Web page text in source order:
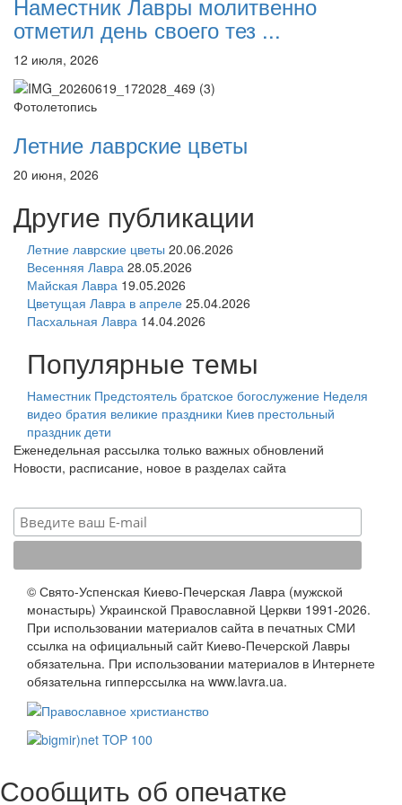
отметил день своего тез ...
12 июля, 2026
Фотолетопись
Летние лаврские цветы
20 июня, 2026
Другие публикации
Летние лаврские цветы 20.06.2026
Весенняя Лавра 28.05.2026
Майская Лавра 19.05.2026
Цветущая Лавра в апреле 25.04.2026
Пасхальная Лавра 14.04.2026
Популярные темы
Наместник Предстоятель братское богослужение Неделя
видео братия великие праздники Киев престольный
праздник дети
Еженедельная рассылка только важных обновлений
Новости, расписание, новое в разделах сайта
© Свято-Успенская Киево-Печерская Лавра (мужской
монастырь) Украинской Православной Церкви 1991-2026.
При использовании материалов сайта в печатных СМИ
ссылка на официальный сайт Киево-Печерской Лавры
обязательна. При использовании материалов в Интернете
обязательна гипперссылка на www.lavra.ua.
Сообщить об опечатке